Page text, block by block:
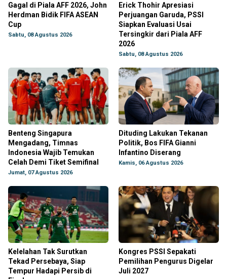
Gagal di Piala AFF 2026, John
Herdman Bidik FIFA ASEAN
Cup
Sabtu, 08 Agustus 2026
Erick Thohir Apresiasi
Perjuangan Garuda, PSSI
Siapkan Evaluasi Usai
Tersingkir dari Piala AFF
2026
Sabtu, 08 Agustus 2026
Benteng Singapura
Mengadang, Timnas
Indonesia Wajib Temukan
Celah Demi Tiket Semifinal
Jumat, 07 Agustus 2026
Dituding Lakukan Tekanan
Politik, Bos FIFA Gianni
Infantino Diserang
Kamis, 06 Agustus 2026
Kelelahan Tak Surutkan
Tekad Persebaya, Siap
Tempur Hadapi Persib di
Kongres PSSI Sepakati
Pemilihan Pengurus Digelar
Juli 2027